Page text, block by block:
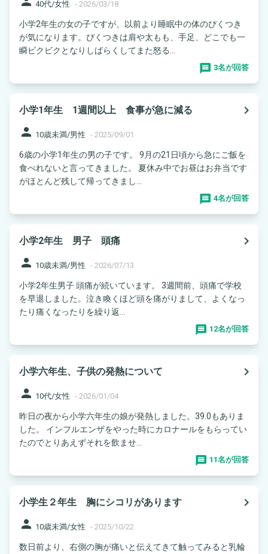
40代/女性 - 2026/03/18
小学2年生の女の子ですが、以前より睡眠中の体のぴくつき
が気になります。ぴくつきは肩や太もも、手足、どこでも一
瞬ビクビクとなりしばらくしてまた怒る...
3名が回答
小学1年生 1週間以上 食事が急に減る
navigate_next
person 10歳未満/男性 - 2025/09/01
6歳の小学1年生の男の子です。 9月の21日頃から急にご飯を
食べれないと言ってきました。 夏休み中でお昼はお弁当です
がほとんど残して帰ってきまし...
4名が回答
小学2年生 男子 頭痛
navigate_next
person 10歳未満/男性 - 2026/07/13
小学2年生男子 頭痛が続いています。 3週間前、頭痛で学校
を早退しました。泣き喚くほど頭を痛がりまして、よくなっ
たり痛くなったりを繰り返...
12名が回答
小学六年生、子供の発熱について
navigate_next
person 10代/女性 - 2026/01/04
昨日の夜から小学六年生の娘が発熱しました。39.0もありま
した。 インフルエンザをやった時にカロナールをもらってい
たのでとりあえずそれを飲ませ...
11名が回答
小学生２年生 胸にシコリがあります
navigate_next
person 10歳未満/女性 - 2025/10/22
数日前より、右側の胸が痛いと伝えてきて触ってみると乳輪